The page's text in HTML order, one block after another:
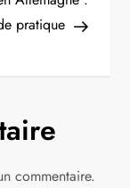
pratique
commentaire.